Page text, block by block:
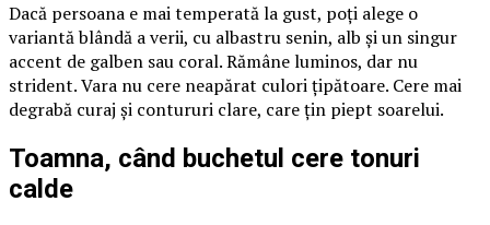
Dacă persoana e mai temperată la gust, poți alege o
variantă blândă a verii, cu albastru senin, alb și un singur
accent de galben sau coral. Rămâne luminos, dar nu
strident. Vara nu cere neapărat culori țipătoare. Cere mai
degrabă curaj și contururi clare, care țin piept soarelui.
Toamna, când buchetul cere tonuri
calde